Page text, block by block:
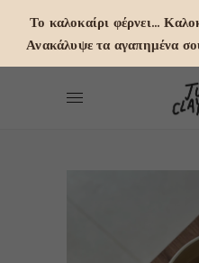
Το καλοκαίρι φέρνει...
Ανακάλυψε τα αγαπημένα